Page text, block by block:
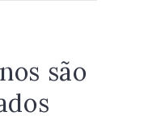
são